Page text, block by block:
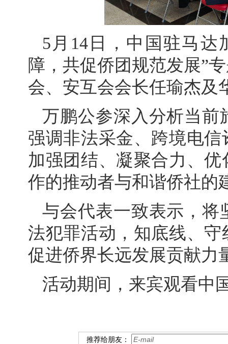
5月14日，中国驻马达
障，共促侨团规范发展”
会、安互会会长任瑜杰及
万鹏公参深入分析当前
强调非法采金、跨境电
加强团结、凝聚合力、
作的推动者与和谐侨社的
与会代表一致表示，将
法犯罪活动，知底线、
促进侨界长远发展贡献力
活动期间，来宾观看中
推荐给朋友：